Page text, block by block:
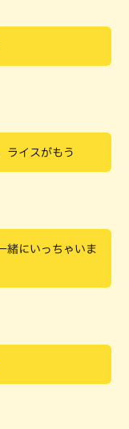
ライスがもう
緒にいっちゃいま